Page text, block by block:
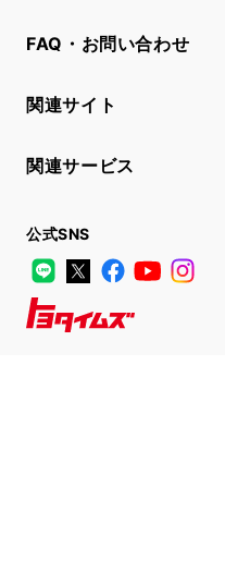
FAQ・お問い合わせ
関連サイト
関連サービス
公式SNS
LINE
X FacebookYouTube